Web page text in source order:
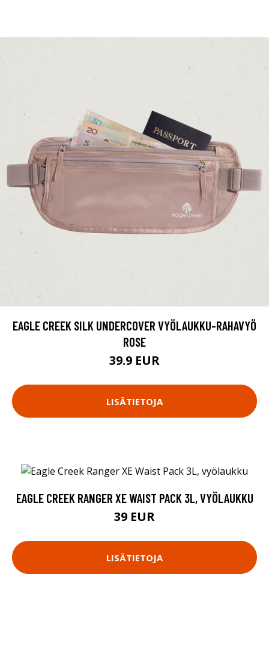
EAGLE CREEK SILK UNDERCOVER VYÖLAUKKU-RAHAVYÖ
ROSE
39.9 EUR
LISÄTIETOJA
EAGLE CREEK RANGER XE WAIST PACK 3L, VYÖLAUKKU
39 EUR
LISÄTIETOJA